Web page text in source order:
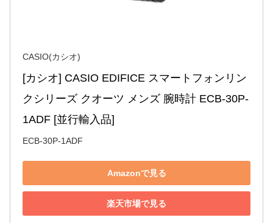
CASIO(カシオ)
[カシオ] CASIO EDIFICE スマートフォンリン
クシリーズ クオーツ メンズ 腕時計 ECB-30P-
1ADF [並行輸入品]
ECB-30P-1ADF
Amazonで見る
楽天市場で見る